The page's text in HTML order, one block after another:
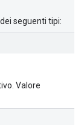
seguenti tipi:
Valore